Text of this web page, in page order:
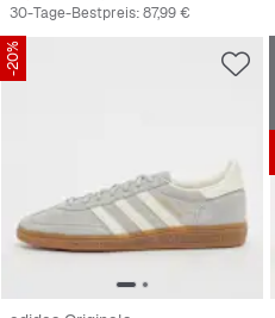
30-Tage-Bestpreis:87,99 €
-20%